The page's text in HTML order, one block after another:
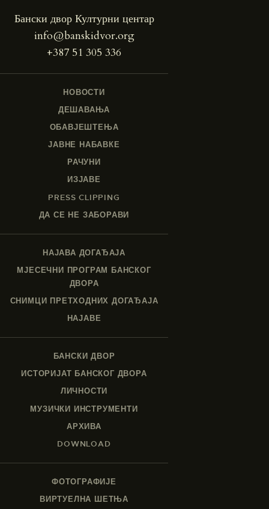
Бански двор Културни центар
info@banskidvor.org
+387 51 305 336
НОВОСТИ
ДЕШАВАЊА
ОБАВЈЕШТЕЊА
ЈАВНЕ НАБАВКЕ
РАЧУНИ
ИЗЈАВЕ
PRESS CLIPPING
ДА СЕ НЕ ЗАБОРАВИ
НАЈАВА ДОГАЂАЈА
МЈЕСЕЧНИ ПРОГРАМ БАНСКОГ
ДВОРА
СНИМЦИ ПРЕТХОДНИХ ДОГАЂАЈА
НАЈАВЕ
БАНСКИ ДВОР
ИСТОРИЈАТ БАНСКОГ ДВОРА
ЛИЧНОСТИ
МУЗИЧКИ ИНСТРУМЕНТИ
АРХИВА
DOWNLOAD
ФОТОГРАФИЈЕ
ВИРТУЕЛНА ШЕТЊА